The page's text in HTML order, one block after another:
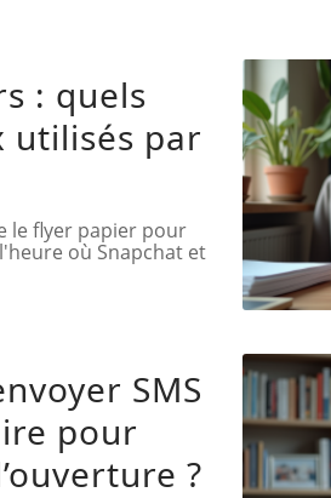
: quels
utilisés par
le flyer papier pour
où Snapchat et
SMS
pour
?